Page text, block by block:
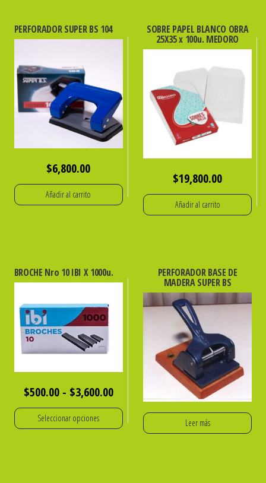
PERFORADOR SUPER BS 104
$6,800.00
Añadir al carrito
SOBRE PAPEL BLANCO OBRA
25X35 x 100u. MEDORO
$19,800.00
Añadir al carrito
BROCHE Nro 10 IBI X 1000u.
$500.00 - $3,600.00Rango
de
precios:
Seleccionar opciones
PERFORADOR BASE DE
MADERA SUPER BS
Leer más